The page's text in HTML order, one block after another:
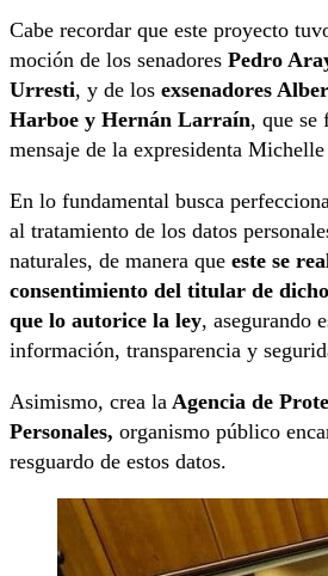
Cabe recordar que este proyecto
moción de los senadores Pedro
Urresti, y de los exsenadores
Harboe y Hernán Larraín, que se
mensaje de la expresidenta
En lo fundamental busca
al tratamiento de los datos
naturales, de manera que este se
consentimiento del titular de
que lo autorice la ley, asegurando
información, transparencia y
Asimismo, crea la Agencia de
Personales, organismo público
resguardo de estos datos.